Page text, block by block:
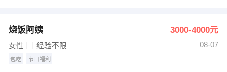
烧饭阿姨 3000-4000元
女性 经验不限 08-07
包吃 节日福利